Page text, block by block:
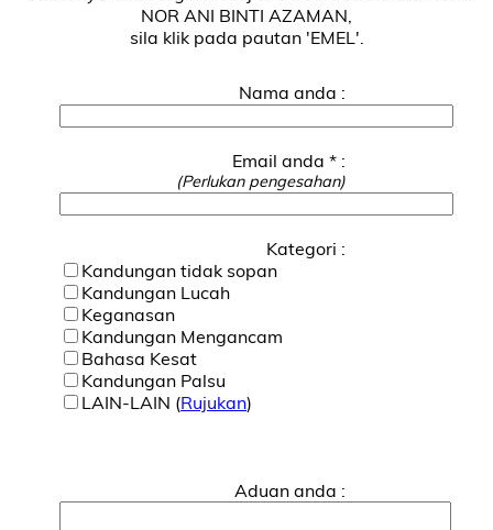
NOR ANI BINTI AZAMAN,
sila klik pada pautan 'EMEL'.
Nama anda :
Email anda * :
(Perlukan pengesahan)
Kategori :
Kandungan tidak sopan
Kandungan Lucah
Keganasan
Kandungan Mengancam
Bahasa Kesat
Kandungan Palsu
LAIN-LAIN (Rujukan)
Aduan anda :